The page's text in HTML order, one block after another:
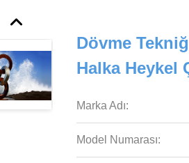
Dövme
Halka Heykel
Marka Adı:
Model Numarası: